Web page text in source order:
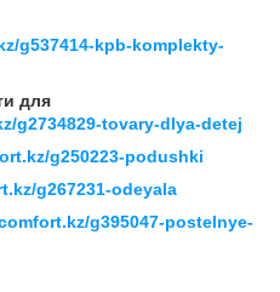
g537414-kpb-komplekty-
для
g2734829-tovary-dlya-detej
g250223-podushki
g267231-odeyala
g395047-postelnye-